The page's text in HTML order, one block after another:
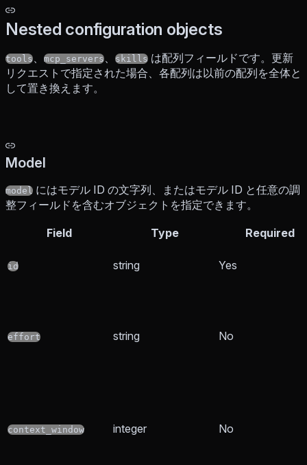
Nested configuration objects
tools、 mcp_servers、 skills は配列フィールドです。更新
リクエストで指定された場合、各配列は以前の配列を全体と
して置き換えます。
Model
model にはモデル ID の文字列、またはモデル ID と任意の調
整フィールドを含むオブジェクトを指定できます。
Field Type Required
id string Yes
effort string No
context_window integer No